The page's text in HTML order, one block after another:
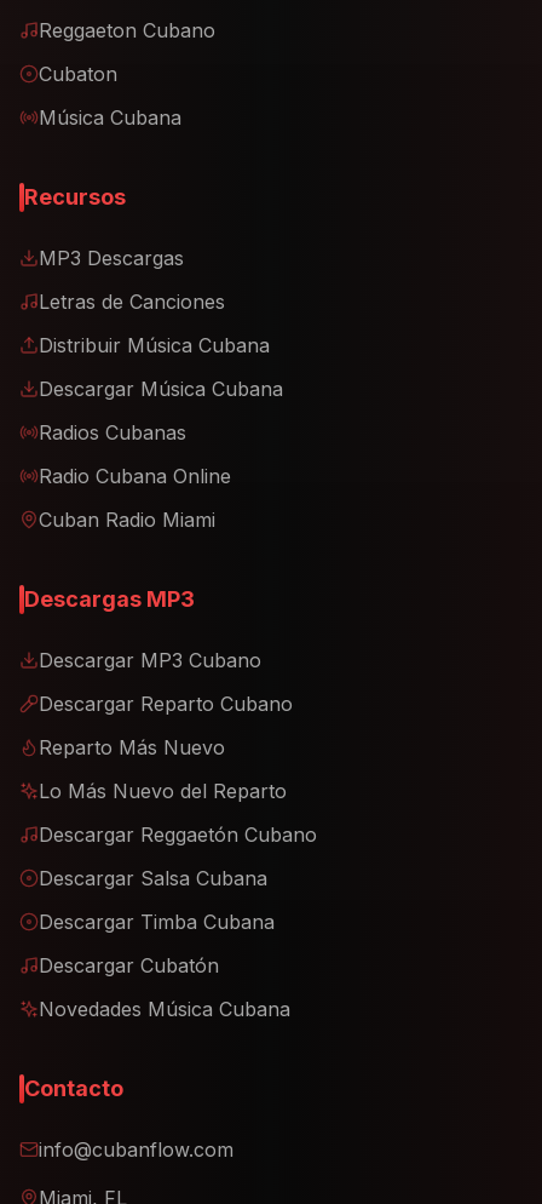
Reggaeton Cubano
Cubaton
Música Cubana
Recursos
MP3 Descargas
Letras de Canciones
Distribuir Música Cubana
Descargar Música Cubana
Radios Cubanas
Radio Cubana Online
Cuban Radio Miami
Descargas MP3
Descargar MP3 Cubano
Descargar Reparto Cubano
Reparto Más Nuevo
Lo Más Nuevo del Reparto
Descargar Reggaetón Cubano
Descargar Salsa Cubana
Descargar Timba Cubana
Descargar Cubatón
Novedades Música Cubana
Contacto
info@cubanflow.com
Miami, FL